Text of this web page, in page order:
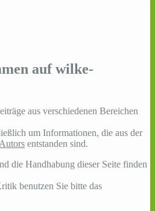
auf wilke-
aus verschiedenen Bereichen
um Informationen, die aus der
Autors entstanden sind.
die Handhabung dieser Seite finden
benutzen Sie bitte das